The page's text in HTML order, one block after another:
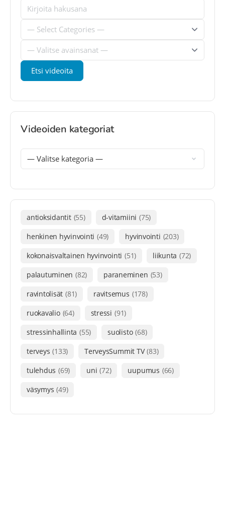
Videoiden kategoriat
antioksidantit (55) d-vitamiini (75)
henkinen hyvinvointi (49) hyvinvointi (203)
kokonaisvaltainen hyvinvointi (51) liikunta (72)
palautuminen (82) paraneminen (53)
ravintolisät (81) ravitsemus (178)
ruokavalio (64) stressi (91)
stressinhallinta (55) suolisto (68)
terveys (133) TerveysSummit TV (83)
tulehdus (69) uni (72) uupumus (66)
väsymys (49)